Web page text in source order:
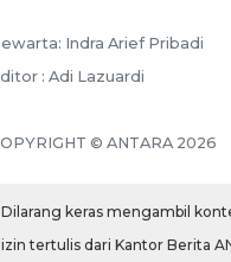
Indra Arief Pribadi
: Adi Lazuardi
© ANTARA 2026
Dilarang keras mengambil
izin tertulis dari Kantor Berita